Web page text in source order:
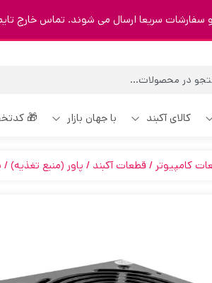
سریعا ارسال می شوند. تماس خارج تایم
کالای آکبند با جهان بازار 🎁
کامپیوتر قطعات آکبند پاور (منبع تغذیه)